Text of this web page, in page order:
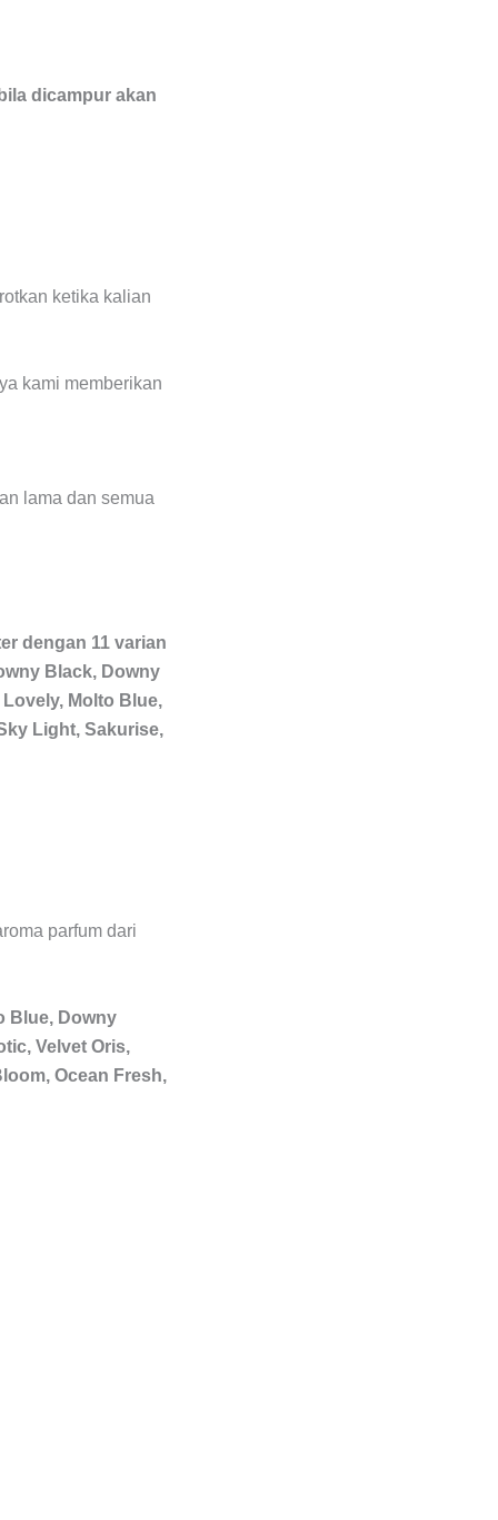
dicampur akan
ketika kalian
kami memberikan
lama dan semua
dengan 11 varian
Black, Downy
Molto Blue,
Light, Sakurise,
parfum dari
Blue, Downy
Velvet Oris,
Ocean Fresh,